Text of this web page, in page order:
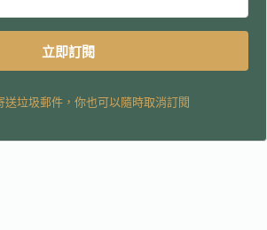
立即訂閱
送垃圾郵件，你也可以隨時取消訂閱